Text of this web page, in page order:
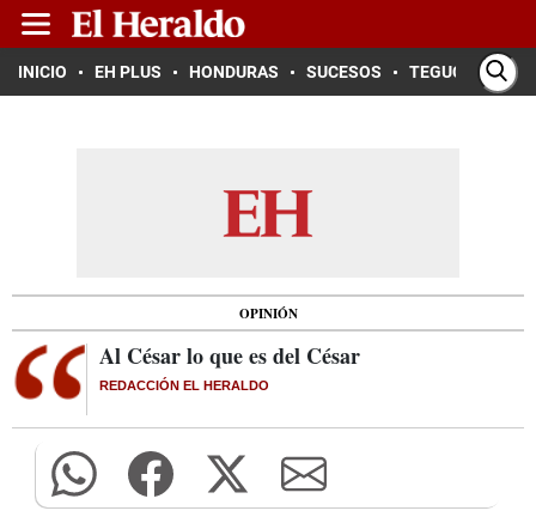
INICIO EH PLUS HONDURAS SUCESOS TEGUCIGALPA
OPINIÓN
Al César lo que es del César
REDACCIÓN EL HERALDO